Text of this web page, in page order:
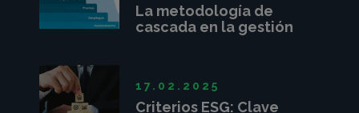
La metodología de
cascada en la gestión
Criterios ESG: Clave
17.02.2025